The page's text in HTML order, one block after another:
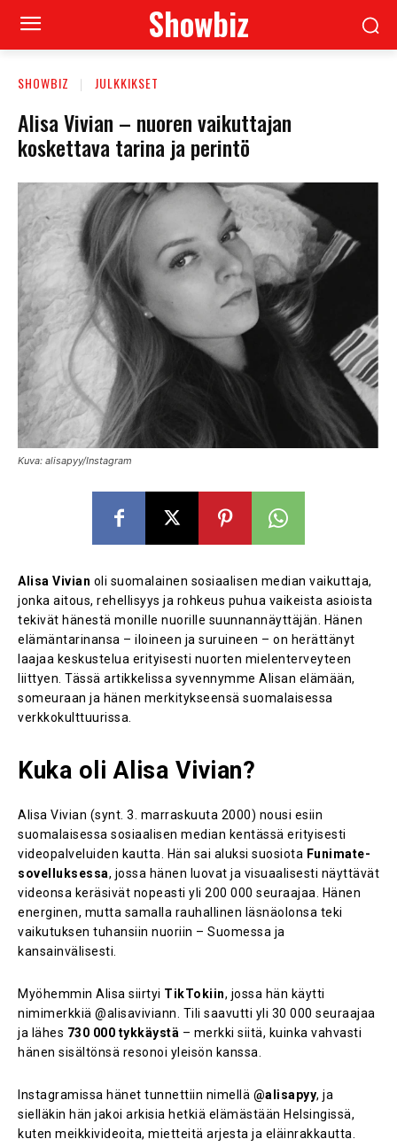
Showbiz
SHOWBIZ JULKKIKSET
Alisa Vivian – nuoren vaikuttajan
koskettava tarina ja perintö
Kuva: alisapyy/Instagram
Alisa Vivian oli suomalainen sosiaalisen median vaikuttaja,
jonka aitous, rehellisyys ja rohkeus puhua vaikeista asioista
tekivät hänestä monille nuorille suunnannäyttäjän. Hänen
elämäntarinansa – iloineen ja suruineen – on herättänyt
laajaa keskustelua erityisesti nuorten mielenterveyteen
liittyen. Tässä artikkelissa syvennymme Alisan elämään,
someuraan ja hänen merkitykseensä suomalaisessa
verkkokulttuurissa.
Kuka oli Alisa Vivian?
Alisa Vivian (synt. 3. marraskuuta 2000) nousi esiin
suomalaisessa sosiaalisen median kentässä erityisesti
videopalveluiden kautta. Hän sai aluksi suosiota Funimate-
sovelluksessa, jossa hänen luovat ja visuaalisesti näyttävät
videonsa keräsivät nopeasti yli 200 000 seuraajaa. Hänen
energinen, mutta samalla rauhallinen läsnäolonsa teki
vaikutuksen tuhansiin nuoriin – Suomessa ja
kansainvälisesti.
Myöhemmin Alisa siirtyi TikTokiin, jossa hän käytti
nimimerkkiä @alisaviviann. Tili saavutti yli 30 000 seuraajaa
ja lähes 730 000 tykkäystä – merkki siitä, kuinka vahvasti
hänen sisältönsä resonoi yleisön kanssa.
Instagramissa hänet tunnettiin nimellä @alisapyy, ja
sielläkin hän jakoi arkisia hetkiä elämästään Helsingissä,
kuten meikkivideoita, mietteitä arjesta ja eläinrakkautta.